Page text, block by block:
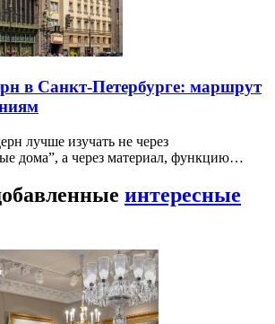
в Санкт-Петербурге: маршрут
лучше изучать не через
дома”, а через материал, функцию…
интересные